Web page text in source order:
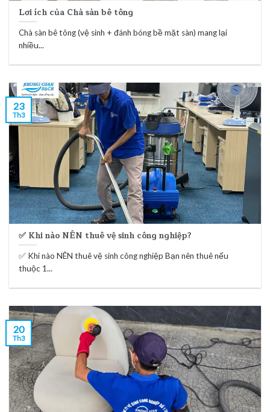
Lơi ích của Chà sàn bê tông
Chà sàn bê tông (vệ sinh + đánh bóng bề mặt sàn) mang lại
nhiều...
✅ Khi nào NÊN thuê vệ sinh công nghiệp?
✅ Khi nào NÊN thuê vệ sinh công nghiệp Bạn nên thuê nếu
thuộc 1...
23
Th3
20
Th3